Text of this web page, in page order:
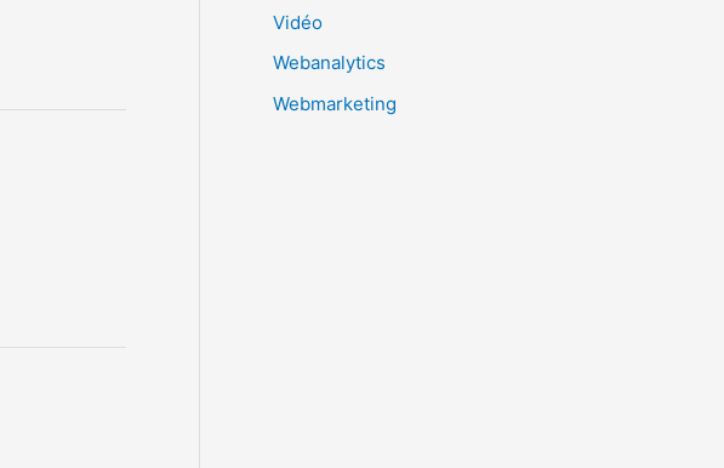
Vidéo
Webanalytics
Webmarketing